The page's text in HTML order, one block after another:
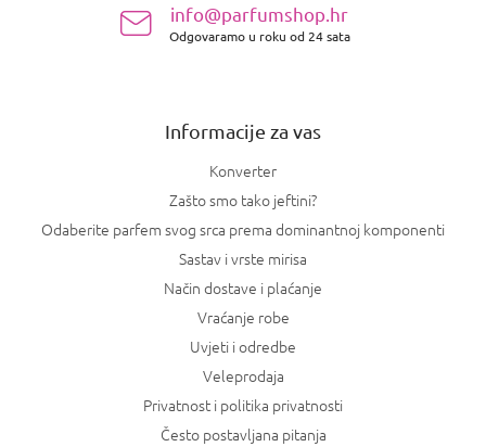
info@parfumshop.hr
Odgovaramo u roku od 24 sata
Informacije za vas
Konverter
Zašto smo tako jeftini?
Odaberite parfem svog srca prema dominantnoj komponenti
Sastav i vrste mirisa
Način dostave i plaćanje
Vraćanje robe
Uvjeti i odredbe
Veleprodaja
Privatnost i politika privatnosti
Često postavljana pitanja